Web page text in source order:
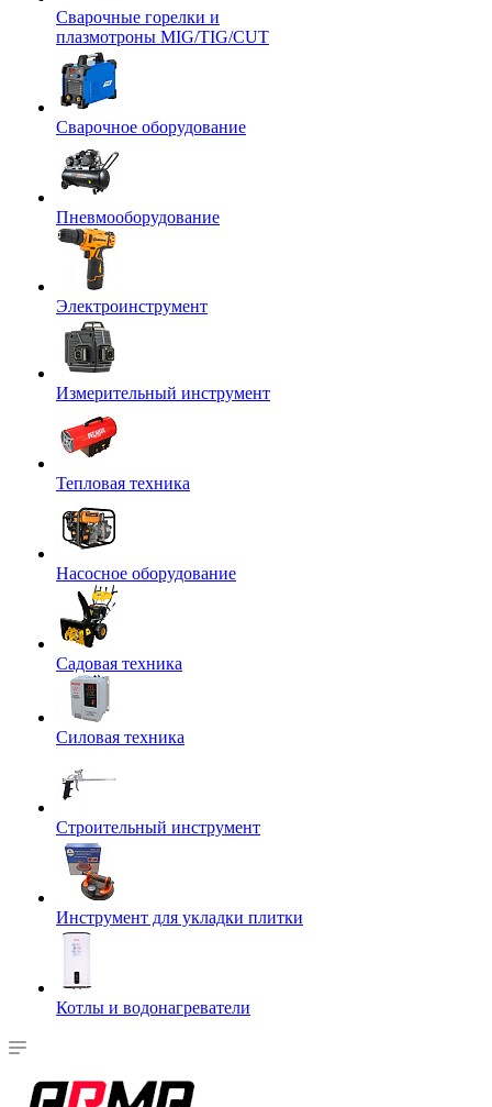
Сварочные горелки и
плазмотроны MIG/TIG/CUT
Сварочное оборудование
Пневмооборудование
Электроинструмент
Измерительный инструмент
Тепловая техника
Насосное оборудование
Садовая техника
Силовая техника
Строительный инструмент
Инструмент для укладки плитки
Котлы и водонагреватели